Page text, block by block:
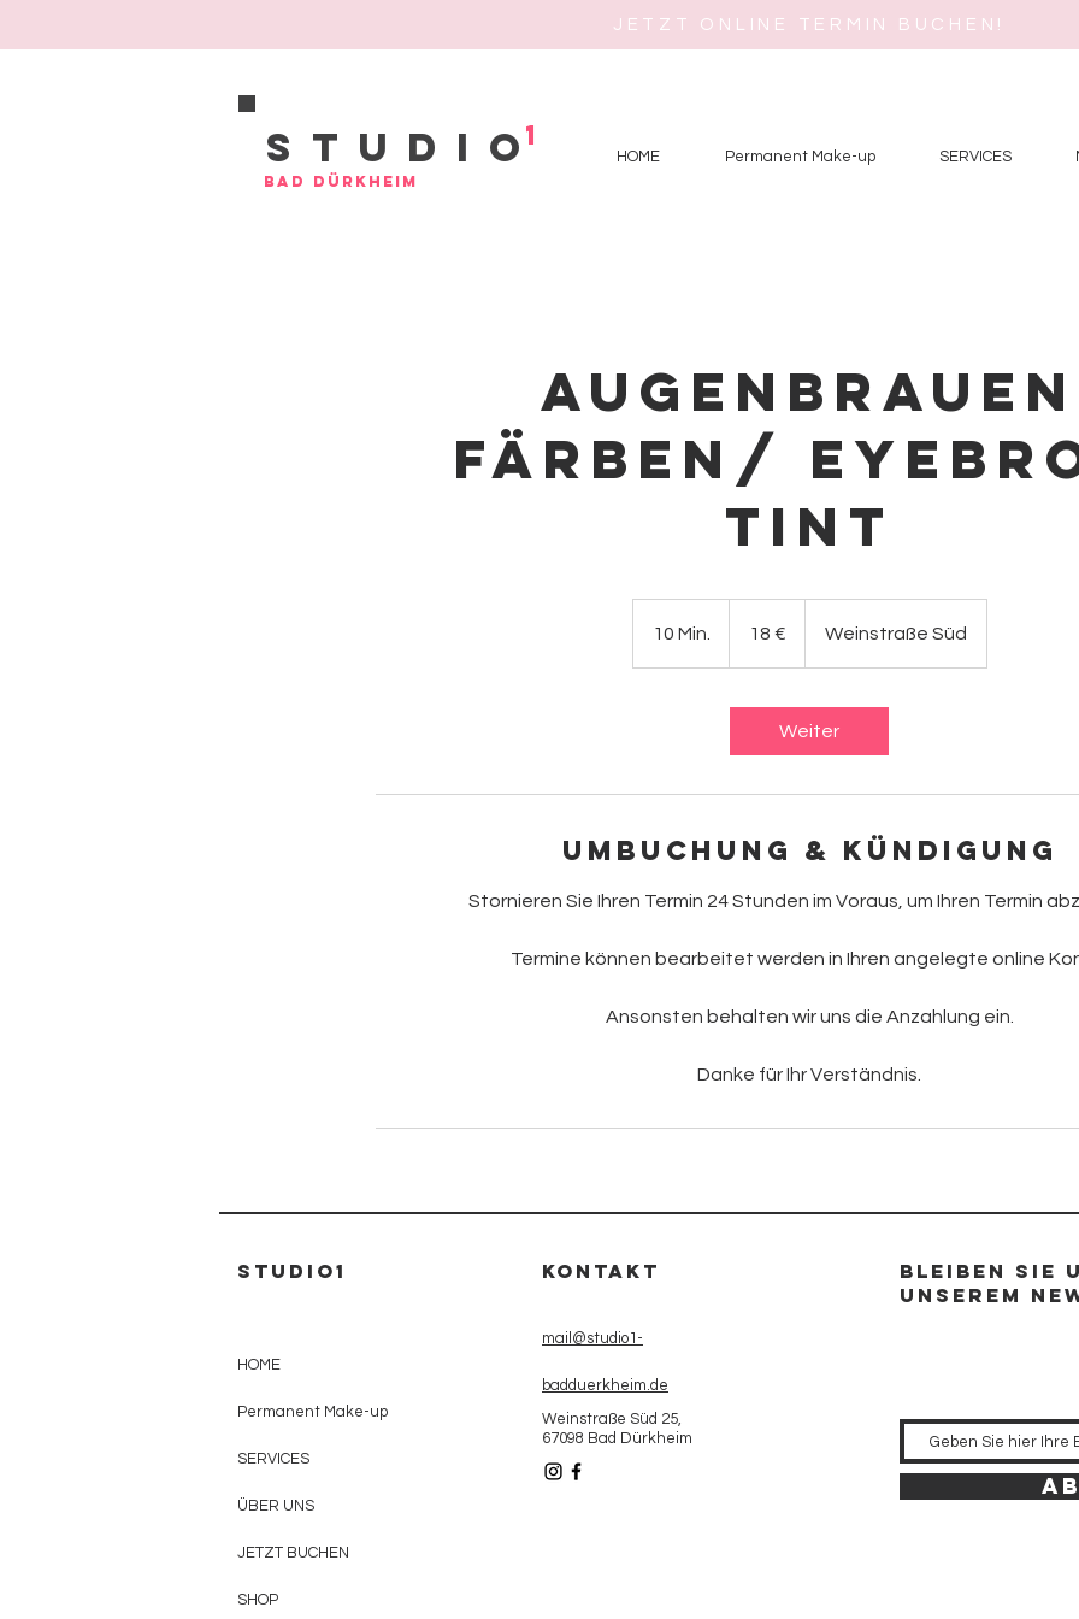
JETZT ONLINE TERMIN BUCHEN!
Studio
Bad Dürkheim
1
HOME Permanent Make-up SERVICES
Augenbrauen
färben/
tint
10 Min. 18 € Weinstraße Süd
Weiter
Umbuchung & Kündigung
Stornieren Sie Ihren Termin 24 Stunden im Voraus, um Ihren Termin
Termine können bearbeitet werden in Ihren angelegte online
Ansonsten behalten wir uns die Anzahlung ein.
Danke für Ihr Verständnis.
Studio1
HOME
Permanent Make-up
SERVICES
ÜBER UNS
JETZT BUCHEN
SHOP
Kontakt
mail@studio1-
badduerkheim.de
Weinstraße Süd 25,
67098 Bad Dürkheim
Bleiben Sie
unserem